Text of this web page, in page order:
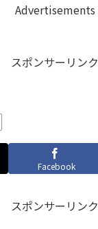
Advertisements
スポンサーリンク
Facebook
スポンサーリンク